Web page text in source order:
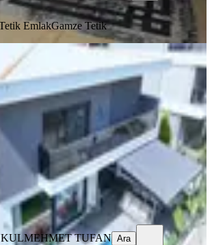
EmlakGamze Tetik
Dallıcada Satılık, Havuzlu 4+1,
Lüks Villa
Dallıca Mahallesi
20.05.2026
₺
MEHMET TUFAN
MEHMET TUFAN Ara